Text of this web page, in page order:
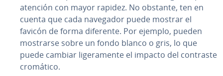
atención con mayor rapidez. No obstante, ten en
cuenta que cada navegador puede mostrar el
favicón de forma diferente. Por ejemplo, pueden
mostrarse sobre un fondo blanco o gris, lo que
puede cambiar li­ge­ra­me­n­te el impacto del contraste
cromático.